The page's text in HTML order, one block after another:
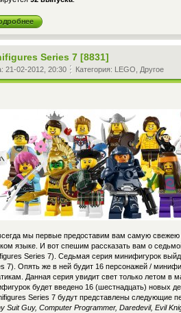
Series 7 [8831]
21-02-2012, 20:30 Категория: LEGO Другое
мы первые предоставим вам самую
языке. И вот спешим рассказать вам о
Series 7). Седьмая серия минифигурок
7). Опять же в ней будит 16 персонажей /
Данная серия увидит свет только летом в
будет введено 16 (шестнадцать) новых
Series 7 будут представлены следующие
Suit Guy, Computer Programmer, Daredevil, Evil